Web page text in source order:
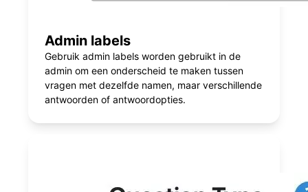
Admin labels
Gebruik admin labels worden gebruikt in de
admin om een onderscheid te maken tussen
vragen met dezelfde namen, maar verschillende
antwoorden of antwoordopties.